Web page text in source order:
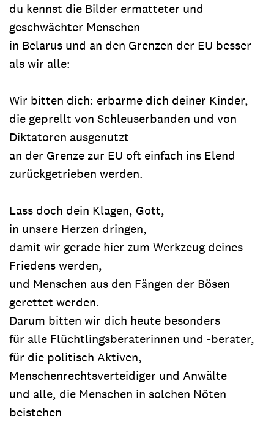
du kennst die Bilder ermatteter und
geschwächter Menschen
in Belarus und an den Grenzen der EU besser
als wir alle:
Wir bitten dich: erbarme dich deiner Kinder,
die geprellt von Schleuserbanden und von
Diktatoren ausgenutzt
an der Grenze zur EU oft einfach ins Elend
zurückgetrieben werden.
Lass doch dein Klagen, Gott,
in unsere Herzen dringen,
damit wir gerade hier zum Werkzeug deines
Friedens werden,
und Menschen aus den Fängen der Bösen
gerettet werden.
Darum bitten wir dich heute besonders
für alle Flüchtlingsberaterinnen und -berater,
für die politisch Aktiven,
Menschenrechtsverteidiger und Anwälte
und alle, die Menschen in solchen Nöten
beistehen